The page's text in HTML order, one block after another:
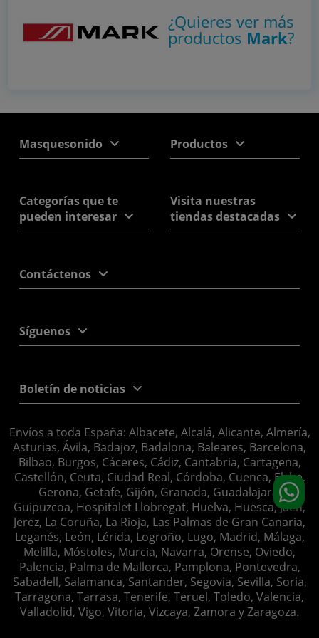
¿Quieres ver más
productos Mark?
Masquesonido Productos
Categorías que te
pueden interesar
Visita nuestras
tiendas destacadas
Contáctenos
Síguenos
Boletín de noticias
Envíos a toda España: Albacete, Alcalá, Alicante, Almería,
Asturias, Ávila, Badajoz, Badalona, Baleares, Barcelona,
Bilbao, Burgos, Cáceres, Cádiz, Cantabria, Cartagena,
Castellón, Ceuta, Ciudad Real, Córdoba, Cuenca, Elche,
Gerona, Getafe, Gijón, Granada, Guadalajara,
Guipuzcoa, Hospitalet Llobregat, Huelva, Huesca, Jaén,
Jerez, La Coruña, La Rioja, Las Palmas de Gran Canaria,
Leganés, León, Lérida, Logroño, Lugo, Madrid, Málaga,
Melilla, Móstoles, Murcia, Navarra, Orense, Oviedo,
Palencia, Palma de Mallorca, Pamplona, Pontevedra,
Sabadell, Salamanca, Santander, Segovia, Sevilla, Soria,
Tarragona, Tarrasa, Tenerife, Teruel, Toledo, Valencia,
Valladolid, Vigo, Vitoria, Vizcaya, Zamora y Zaragoza.